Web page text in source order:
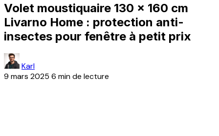
Volet moustiquaire 130 x 160 cm
Livarno Home : protection anti-
insectes pour fenêtre à petit prix
Karl
9 mars 2025 6 min de lecture